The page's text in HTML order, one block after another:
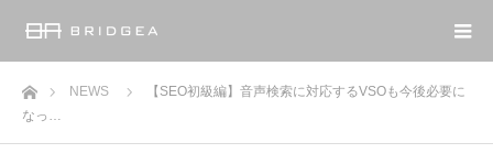
ホームNEWS
【SEO初級編】音声検索に対応するVSOも今後必要に
なっ…